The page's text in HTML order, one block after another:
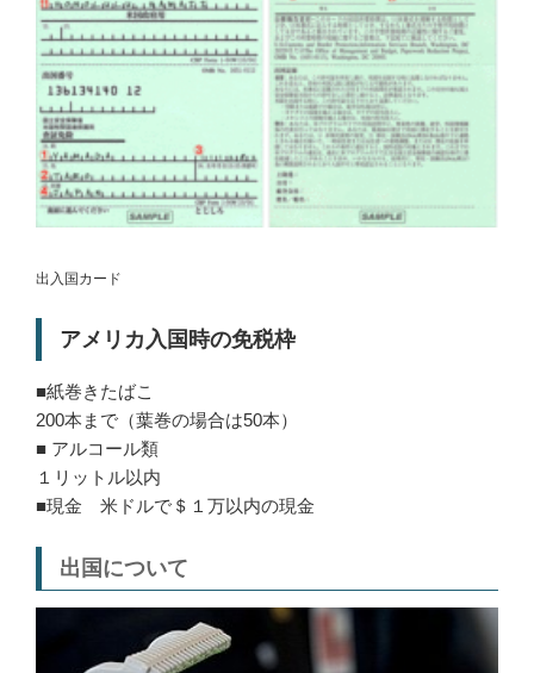
出入国カード
アメリカ入国時の免税枠
■紙巻きたばこ
200本まで（葉巻の場合は50本）
■ アルコール類
１リットル以内
■現金 米ドルで＄１万以内の現金
出国について